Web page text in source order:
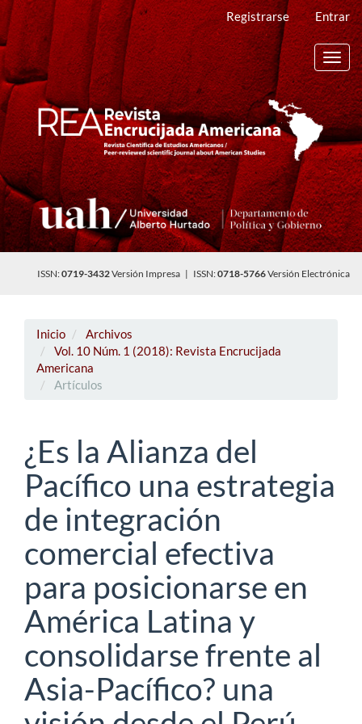
Navegación
principal
Contenido
principal
Barra
lateral
Registrarse Entrar
ISSN:0719-3432Versión Impresa | ISSN:0718-5766Versión Electrónica
Inicio
Archivos
Vol. 10 Núm. 1 (2018): Revista Encrucijada
Americana
Artículos
¿Es la Alianza del
Pacífico una estrategia
de integración
comercial efectiva
para posicionarse en
América Latina y
consolidarse frente al
Asia-Pacífico? una